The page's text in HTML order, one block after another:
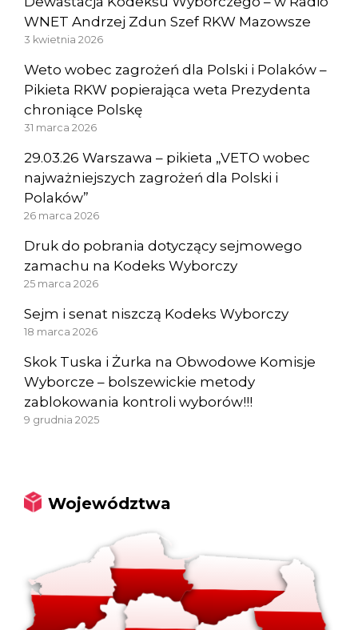
WNET Andrzej Zdun Szef RKW Mazowsze
3 kwietnia 2026
Weto wobec zagrożeń dla Polski i Polaków –
Pikieta RKW popierająca weta Prezydenta
chroniące Polskę
31 marca 2026
29.03.26 Warszawa – pikieta „VETO wobec
najważniejszych zagrożeń dla Polski i
Polaków”
26 marca 2026
Druk do pobrania dotyczący sejmowego
zamachu na Kodeks Wyborczy
25 marca 2026
Sejm i senat niszczą Kodeks Wyborczy
18 marca 2026
Skok Tuska i Żurka na Obwodowe Komisje
Wyborcze – bolszewickie metody
zablokowania kontroli wyborów!!!
9 grudnia 2025
Województwa